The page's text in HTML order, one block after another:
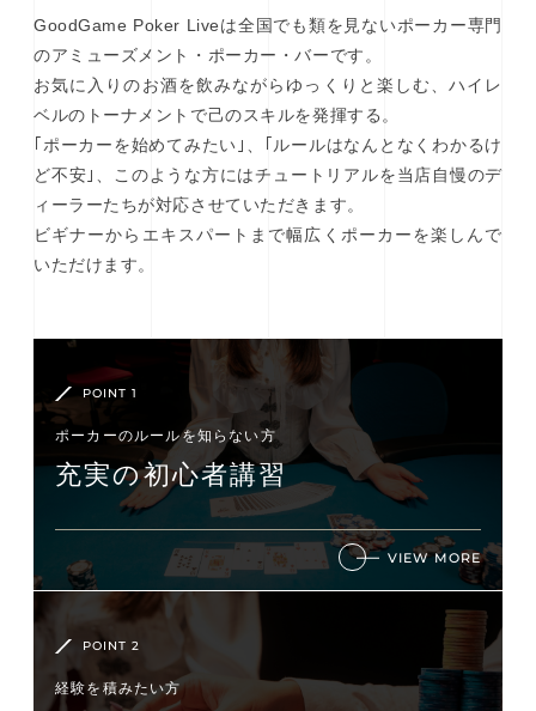
GoodGame Poker Liveは全国でも類を見ないポーカー専門
のアミューズメント・ポーカー・バーです。
お気に入りのお酒を飲みながらゆっくりと楽しむ、ハイレ
ベルのトーナメントで己のスキルを発揮する。
｢ポーカーを始めてみたい｣、｢ルールはなんとなくわかるけ
ど不安｣、このような方にはチュートリアルを当店自慢のデ
ィーラーたちが対応させていただきます。
ビギナーからエキスパートまで幅広くポーカーを楽しんで
いただけます。
POINT 1
ポーカーのルールを知らない⽅
充実の初⼼者講習
VIEW MORE
POINT 2
経験を積みたい⽅